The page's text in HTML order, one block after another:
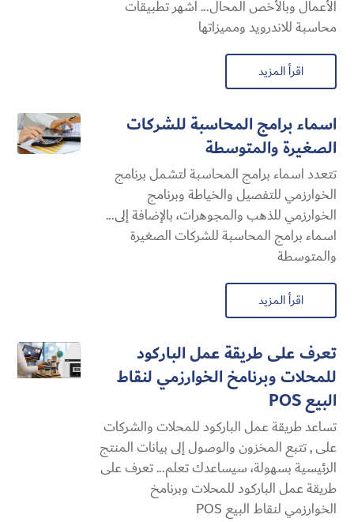
الأعمال وبالأخص المحال... اشهر تطبيقات
محاسبة للاندرويد ومميزاتها
اقرأ المزيد
اسماء برامج المحاسبة للشركات
الصغيرة والمتوسطة
تتعدد اسماء برامج المحاسبة لتشمل برنامج
الخوارزمي للتفصيل والخياطة وبرنامج
الخوارزمي للذهب والمجوهرات، بالإضافة إلى...
اسماء برامج المحاسبة للشركات الصغيرة
والمتوسطة
اقرأ المزيد
تعرف على طريقة عمل الباركود
للمحلات وبرنامخ الخوارزمي لنقاط
البيع POS
تساعد طريقة عمل الباركود للمحلات والشركات
على , تتبع المخزون والوصول إلى بيانات المنتج
الرئيسية بسهولة، سيساعدك تعلم... تعرف على
طريقة عمل الباركود للمحلات وبرنامخ
الخوارزمي لنقاط البيع POS